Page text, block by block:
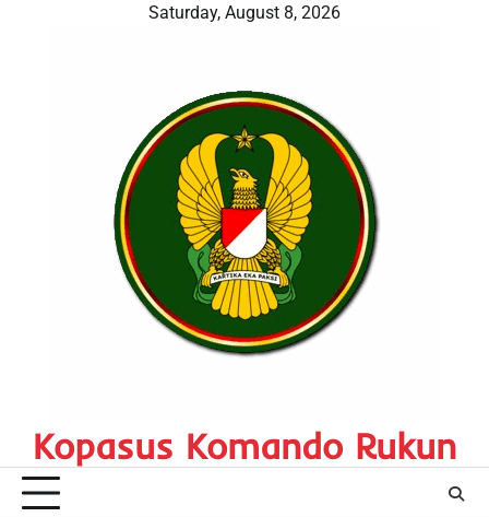
Saturday, August 8, 2026
Kopasus Komando Rukun